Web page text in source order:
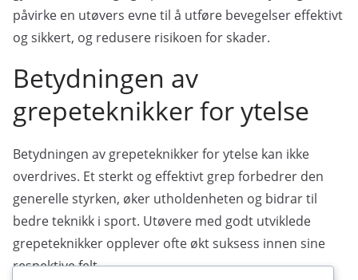
påvirke en utøvers evne til å utføre bevegelser effektivt
og sikkert, og redusere risikoen for skader.
Betydningen av
grepeteknikker for ytelse
Betydningen av grepeteknikker for ytelse kan ikke
overdrives. Et sterkt og effektivt grep forbedrer den
generelle styrken, øker utholdenheten og bidrar til
bedre teknikk i sport. Utøvere med godt utviklede
grepeteknikker opplever ofte økt suksess innen sine
respektive felt.